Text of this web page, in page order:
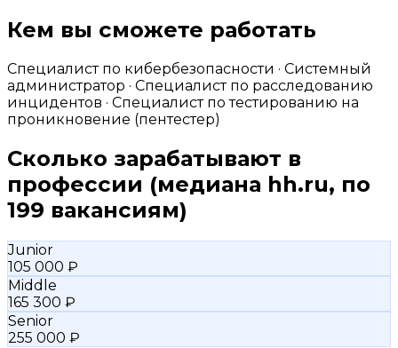
Кем вы сможете работать
Специалист по кибербезопасности · Системный
администратор · Специалист по расследованию
инцидентов · Специалист по тестированию на
проникновение (пентестер)
Сколько зарабатывают в
профессии (медиана hh.ru, по
199 вакансиям)
Junior
105 000 ₽
Middle
165 300 ₽
Senior
255 000 ₽